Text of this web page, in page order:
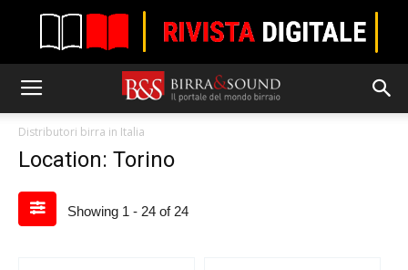
Distributori birra in Italia
Location: Torino
Showing 1 - 24 of 24